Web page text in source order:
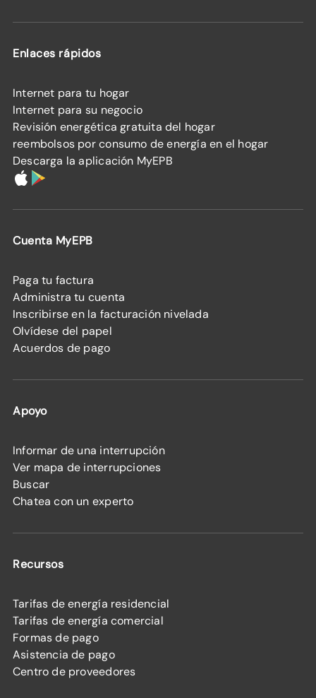
Enlaces rápidos
Internet para tu hogar
Internet para su negocio
Revisión energética gratuita del hogar
reembolsos por consumo de energía en el hogar
Descarga la aplicación MyEPB
Cuenta MyEPB
Paga tu factura
Administra tu cuenta
Inscribirse en la facturación nivelada
Olvídese del papel
Acuerdos de pago
Apoyo
Informar de una interrupción
Ver mapa de interrupciones
Buscar
Chatea con un experto
Recursos
Tarifas de energía residencial
Tarifas de energía comercial
Formas de pago
Asistencia de pago
Centro de proveedores